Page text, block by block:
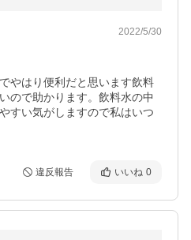
2022/5/30
やはり便利だと思います飲料
ので助かります。飲料水の中
すい気がしますので私はいつ
違反報告 いいね 0